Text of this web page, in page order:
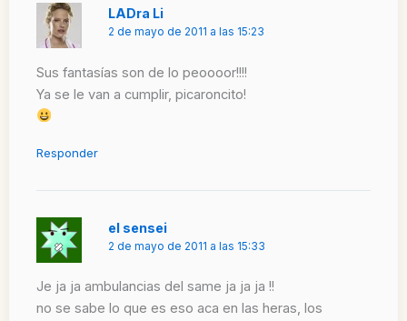
LADra Li
2 de mayo de 2011 a las 15:23
Sus fantasías son de lo peoooor!!!!
Ya se le van a cumplir, picaroncito!
Responder
el sensei
2 de mayo de 2011 a las 15:33
Je ja ja ambulancias del same ja ja ja !!
no se sabe lo que es eso aca en las heras, los